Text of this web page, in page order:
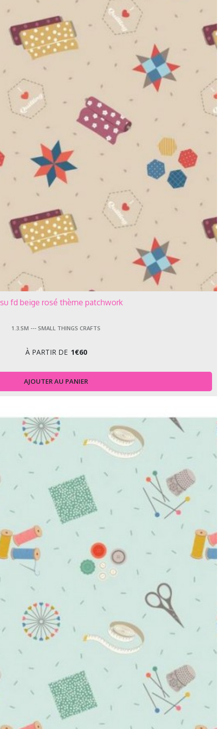
fd beige rosé thème patchwork
1.3.SM --- SMALL THINGS CRAFTS
À PARTIR DE 1€60
AJOUTER AU PANIER